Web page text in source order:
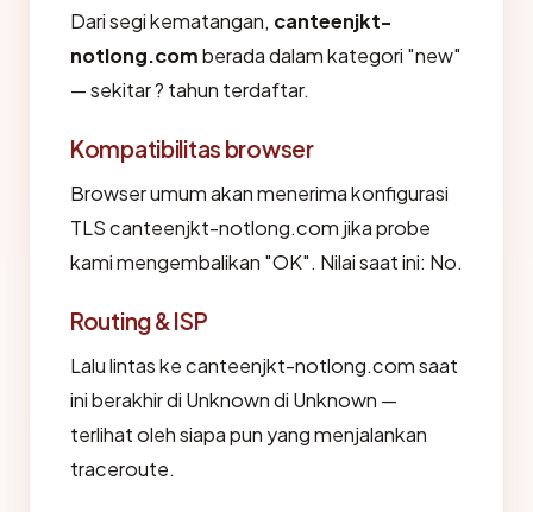
Dari segi kematangan, canteenjkt-
notlong.comberada dalam kategori "new"
— sekitar ? tahun terdaftar.
Kompatibilitas browser
Browser umum akan menerima konfigurasi
TLS canteenjkt-notlong.com jika probe
kami mengembalikan "OK". Nilai saat ini: No.
Routing & ISP
Lalu lintas ke canteenjkt-notlong.com saat
ini berakhir di Unknown di Unknown —
terlihat oleh siapa pun yang menjalankan
traceroute.